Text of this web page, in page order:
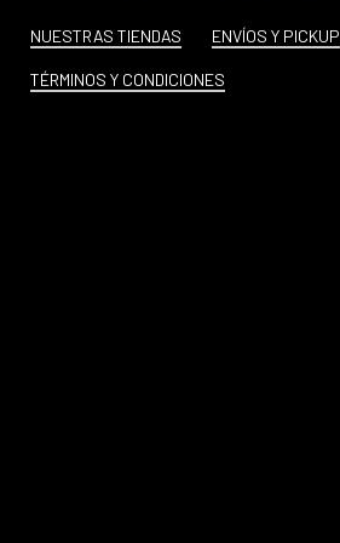
NUESTRAS TIENDAS ENVÍOS Y PICKUP
TÉRMINOS Y CONDICIONES